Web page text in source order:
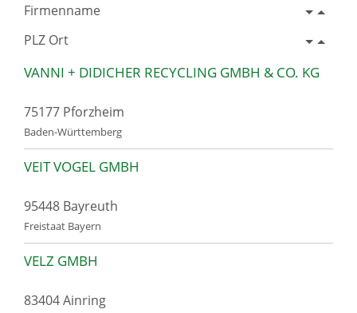
Firmenname
PLZ Ort
VANNI + DIDICHER RECYCLING GMBH & CO. KG
75177 Pforzheim
Baden-Württemberg
VEIT VOGEL GMBH
95448 Bayreuth
Freistaat Bayern
VELZ GMBH
83404 Ainring